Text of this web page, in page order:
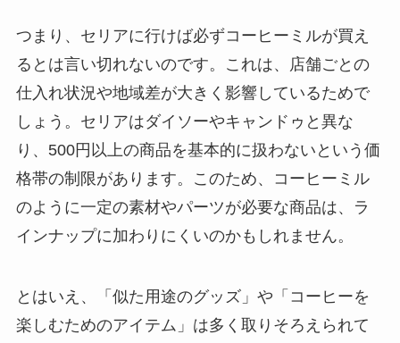
つまり、セリアに行けば必ずコーヒーミルが買え
るとは言い切れないのです。これは、店舗ごとの
仕入れ状況や地域差が大きく影響しているためで
しょう。セリアはダイソーやキャンドゥと異な
り、500円以上の商品を基本的に扱わないという価
格帯の制限があります。このため、コーヒーミル
のように一定の素材やパーツが必要な商品は、ラ
インナップに加わりにくいのかもしれません。
とはいえ、「似た用途のグッズ」や「コーヒーを
楽しむためのアイテム」は多く取りそろえられて